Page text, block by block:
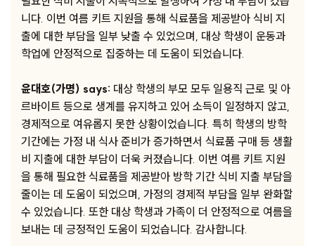
니다. 이번 여름 키트 지원을 통해 식료품을 제공받아 식비 지
출에 대한 부담을 일부 낮출 수 있었으며, 대상 학생이 운동과
학업에 안정적으로 집중하는 데 도움이 되었습니다.
윤대호(가명) says: 대상 학생의 부모 모두 일용직 근로 및 아
르바이트 등으로 생계를 유지하고 있어 소득이 일정하지 않고,
경제적으로 여유롭지 못한 상황이었습니다. 특히 학생의 방학
기간에는 가정 내 식사 준비가 증가하면서 식료품 구매 등 생활
비 지출에 대한 부담이 더욱 커졌습니다. 이번 여름 키트 지원
을 통해 필요한 식료품을 제공받아 방학 기간 식비 지출 부담을
줄이는 데 도움이 되었으며, 가정의 경제적 부담을 일부 완화할
수 있었습니다. 또한 대상 학생과 가족이 더 안정적으로 여름을
보내는 데 긍정적인 도움이 되었습니다. 감사합니다.